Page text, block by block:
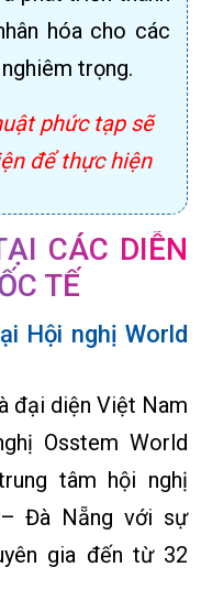
hóa cho các
trọng.
phức tạp sẽ
để thực hiện
CÁC DIỄN
TẾ
Hội nghị World
đại diện Việt Nam
Osstem World
tâm hội nghị
– Đà Nẵng với sự
gia đến từ 32